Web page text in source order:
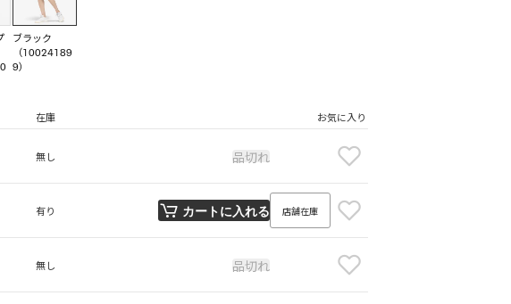
ブラック
（10024189
9）
在庫 お気に入り
無し 品切れ
有り カートに入れる 店舗在庫
無し 品切れ